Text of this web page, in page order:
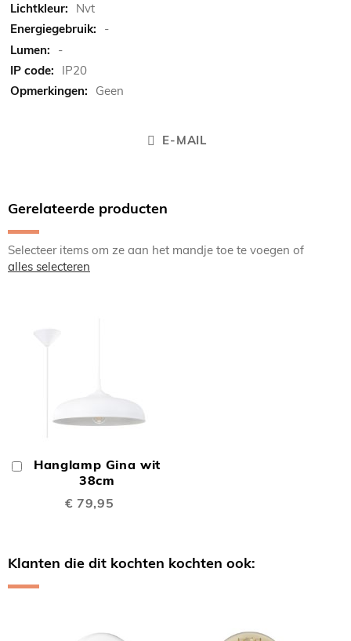
Nvt
-
-
IP20
Geen
E-MAIL
Gerelateerde producten
Selecteer items om ze aan het mandje toe te voegen of
alles selecteren
Hanglamp Gina wit
38cm
€ 79,95
In
Winkelwagen
Klanten die dit kochten kochten ook: